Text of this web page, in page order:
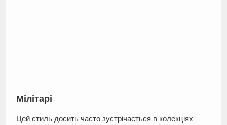
Мілітарі
Цей стиль досить часто зустрічається в колекціях